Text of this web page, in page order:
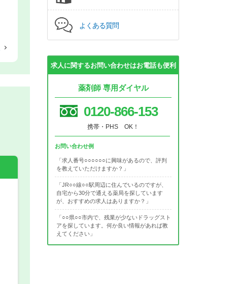
希望の働き方
正社員
よくある質問
求人に関するお問い合わせはお電話も便利
薬剤師 専用ダイヤル
0120-866-153
携帯・PHS OK！
お問い合わせ例
「求人番号○○○○○○に興味があるので、評判
を教えていただけますか？」
「JR○○線○○駅周辺に住んでいるのですが、
自宅から30分で通える薬局を探しています
が、おすすめの求人はありますか？」
「○○県○○市内で、残業が少ないドラッグスト
アを探しています。何か良い情報があれば教
えてください」